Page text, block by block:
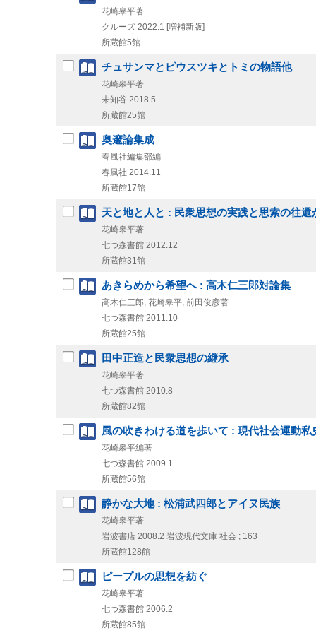
花崎皋平著
クルーズ 2022.1 [増補新版]
所蔵館5館
チュサンマとピウスツキとトミの物語他
花崎皋平著
未知谷 2018.5
所蔵館25館
奥邃論集成
春風社編集部編
春風社 2014.11
所蔵館17館
天と地と人と : 民衆思想の実践と思索の往還
花崎皋平著
七つ森書館 2012.12
所蔵館31館
あきらめから希望へ : 高木仁三郎対論集
高木仁三郎, 花崎皋平, 前田俊彦著
七つ森書館 2011.10
所蔵館25館
田中正造と民衆思想の継承
花崎皋平著
七つ森書館 2010.8
所蔵館82館
風の吹きわける道を歩いて : 現代社会運動私
花崎皋平編著
七つ森書館 2009.1
所蔵館56館
静かな大地 : 松浦武四郎とアイヌ民族
花崎皋平著
岩波書店 2008.2 岩波現代文庫 社会 ; 163
所蔵館128館
ピープルの思想を紡ぐ
花崎皋平著
七つ森書館 2006.2
所蔵館85館